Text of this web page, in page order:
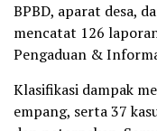
BPBD, aparat desa,
mencatat 126
Pengaduan &
Klasifikasi dampak
empang, serta 37